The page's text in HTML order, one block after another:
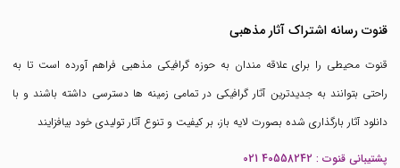
قنوت رسانه اشتراک آثار مذهبی
قنوت محیطی را برای علاقه مندان به حوزه گرافیکی مذهبی فراهم آورده است تا به
راحتی بتوانند به جدیدترین آثار گرافیکی در تمامی زمینه ها دسترسی داشته باشند و با
دانلود آثار بارگذاری شده بصورت لایه باز، بر کیفیت و تنوع آثار تولیدی خود بیافزایند
پشتیبانی قنوت : 021 40558242